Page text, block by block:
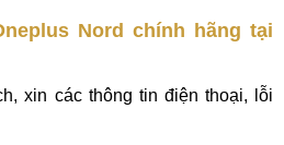
Nord chính hãng tại
xin các thông tin điện thoại, lỗi